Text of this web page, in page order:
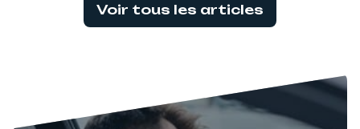
Voir tous les articles